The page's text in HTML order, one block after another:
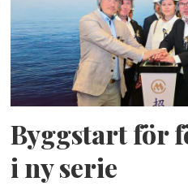
Byggstart för
i ny serie